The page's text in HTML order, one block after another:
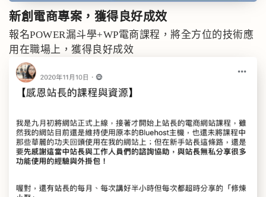
新創電商專案， 獲得良好成效
報名POWER漏斗學+WP電商課程，將全方位的技術應
用在職場上，獲得良好成效